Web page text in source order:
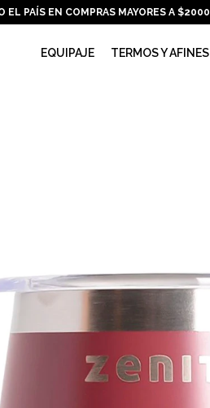
EQUIPAJE TERMOS Y AFINES
EL PAÍS EN COMPRAS MAYORES A $2000